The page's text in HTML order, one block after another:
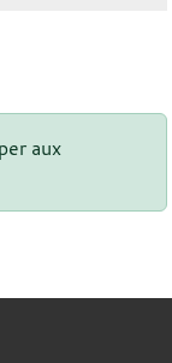
aux